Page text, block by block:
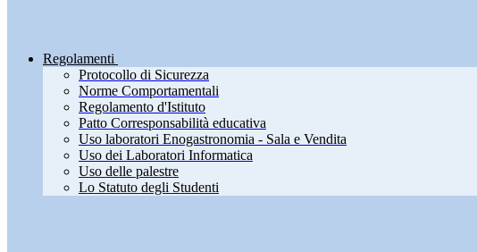
Regolamenti
Protocollo di Sicurezza
Norme Comportamentali
Regolamento d'Istituto
Patto Corresponsabilità educativa
Uso laboratori Enogastronomia - Sala e Vendita
Uso dei Laboratori Informatica
Uso delle palestre
Lo Statuto degli Studenti